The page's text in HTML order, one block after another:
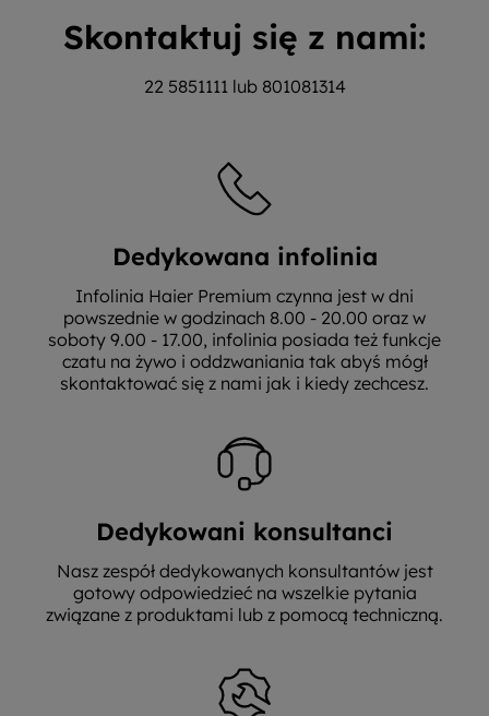
Skontaktuj się z nami:
22 5851111 lub 801081314
Dedykowana infolinia
Infolinia Haier Premium czynna jest w dni
powszednie w godzinach 8.00 - 20.00 oraz w
soboty 9.00 - 17.00, infolinia posiada też funkcje
czatu na żywo i oddzwaniania tak abyś mógł
skontaktować się z nami jak i kiedy zechcesz.
Dedykowani konsultanci
Nasz zespół dedykowanych konsultantów jest
gotowy odpowiedzieć na wszelkie pytania
związane z produktami lub z pomocą techniczną.